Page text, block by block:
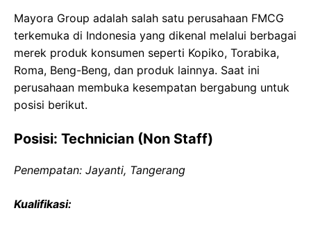
Mayora Group adalah salah satu perusahaan FMCG
terkemuka di Indonesia yang dikenal melalui berbagai
merek produk konsumen seperti Kopiko, Torabika,
Roma, Beng-Beng, dan produk lainnya. Saat ini
perusahaan membuka kesempatan bergabung untuk
posisi berikut.
Posisi: Technician (Non Staff)
Penempatan: Jayanti, Tangerang
Kualifikasi: